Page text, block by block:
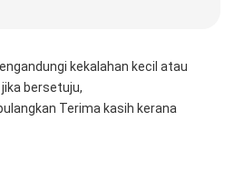
kekalahan kecil atau
bersetuju,
Terima kasih kerana